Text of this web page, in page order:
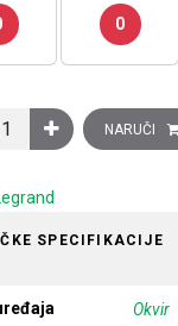
0
okvir Clasia, 2
NARUČI
SPECIFIKACIJE
Okvir